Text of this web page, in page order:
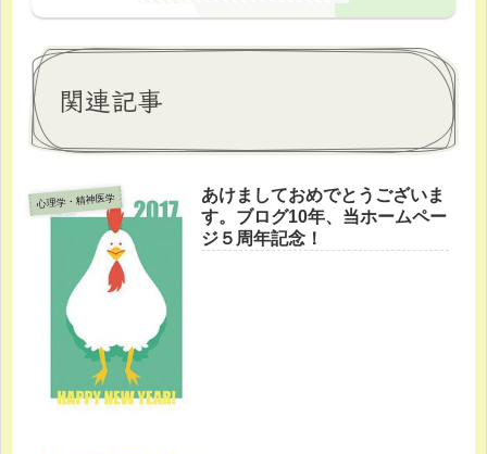
関連記事
心理学・精神医学
あけましておめでとうございま
す。ブログ10年、当ホームペー
ジ５周年記念！